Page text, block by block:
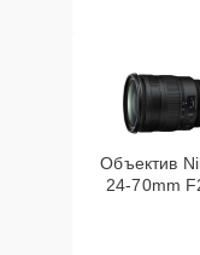
Объектив
24-70mm